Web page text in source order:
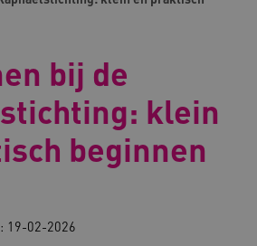
bij de
klein
beginnen
19-02-2026